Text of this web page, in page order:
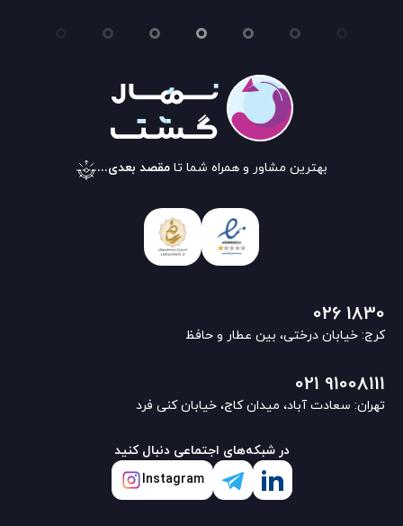
بهترین مشاور و همراه شما تا مقصد بعدی...
026 1830
کرج: خیابان درختی، بین عطار و حافظ
021 91008111
تهران: سعادت آباد، میدان کاج، خیابان کنی فرد
در شبکه‌های اجتماعی دنبال کنید
Instagram